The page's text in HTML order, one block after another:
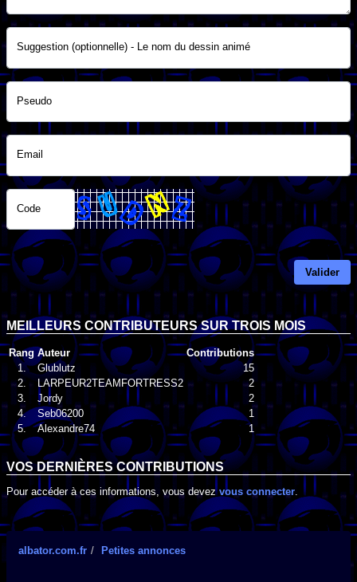
Suggestion (optionnelle) - Le nom du dessin animé
Pseudo
Email
Code
Valider
MEILLEURS CONTRIBUTEURS SUR TROIS MOIS
Rang Auteur
Contributions
1.
Glublutz
15
2.
LARPEUR2TEAMFORTRESS2
2
3.
Jordy
2
4.
Seb06200
1
5.
Alexandre74 1
VOS DERNIÈRES CONTRIBUTIONS
Pour accéder à ces informations, vous devezvous connecter
albator.com.fr Petites annonces